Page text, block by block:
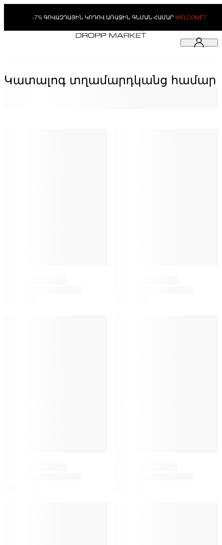
-7% ԳՈՎԱԶԴԱՅԻՆ ԿՈԴՈՎ ԱՌԱՋԻՆ ԳՆՄԱՆ ՀԱՄԱՐ WELCOME7
Կատալոգ տղամարդկանց համար